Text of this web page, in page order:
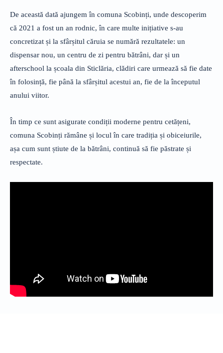
De această dată ajungem în comuna Scobinți, unde descoperim
că 2021 a fost un an rodnic, în care multe inițiative s-au
concretizat și la sfârșitul căruia se numără rezultatele: un
dispensar nou, un centru de zi pentru bătrâni, dar și un
afterschool la școala din Sticlăria, clădiri care urmează să fie date
în folosință, fie până la sfârșitul acestui an, fie de la începutul
anului viitor.
În timp ce sunt asigurate condiții moderne pentru cetățeni,
comuna Scobinți rămâne și locul în care tradiția și obiceiurile,
așa cum sunt știute de la bătrâni, continuă să fie păstrate și
respectate.